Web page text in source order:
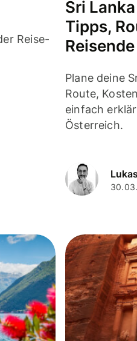
Reise-
Sri
Tipps,
Plane deine
Route,
einfach
Österreich.